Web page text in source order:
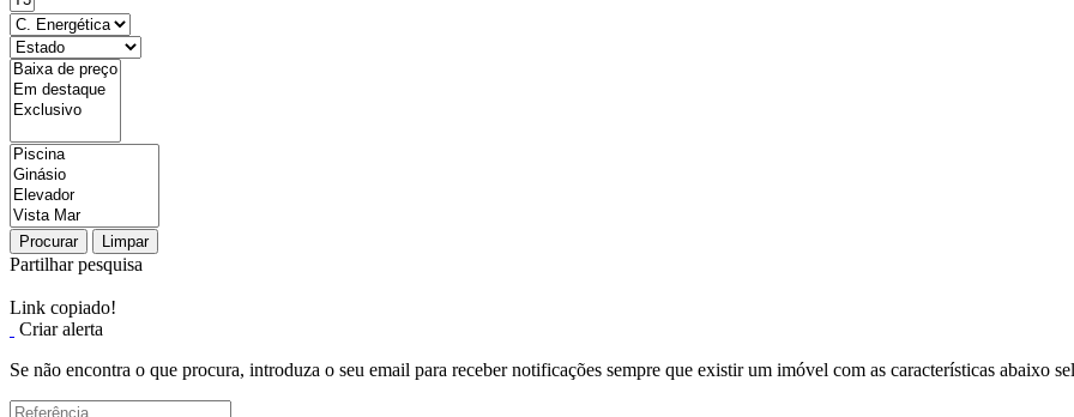
Procurar Limpar
Partilhar pesquisa
Link copiado!
Criar alerta
Se não encontra o que procura, introduza o seu email para receber notificações sempre que existir um imóvel com as características abaixo